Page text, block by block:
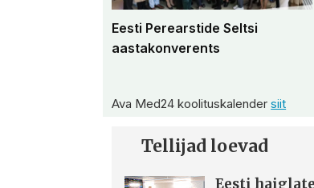
Eesti Perearstide Seltsi
aastakonverents
Ava Med24 koolituskalendersiit
Tellijad loevad
Eesti